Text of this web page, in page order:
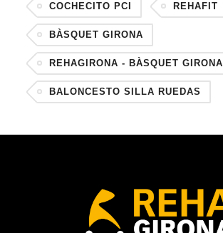
COCHECITO PCI REHAFIT
BÀSQUET GIRONA
REHAGIRONA - BÀSQUET GIRONA
BALONCESTO SILLA RUEDAS